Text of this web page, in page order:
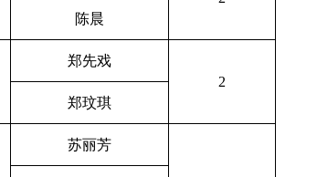
陈晨
郑先戏
2
郑玟琪
苏丽芳